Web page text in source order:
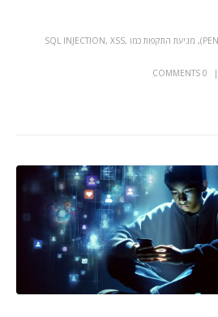
,
מניעת התקפות כמו SQL INJECTION, XSS,
0 COMMENTS